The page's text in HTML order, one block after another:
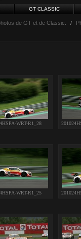
GT CLASSIC
de GT et de Classic. /
WRT-R1_28
WRT-R1_25